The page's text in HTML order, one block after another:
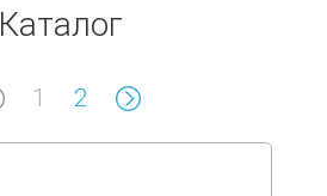
Каталог
1 2